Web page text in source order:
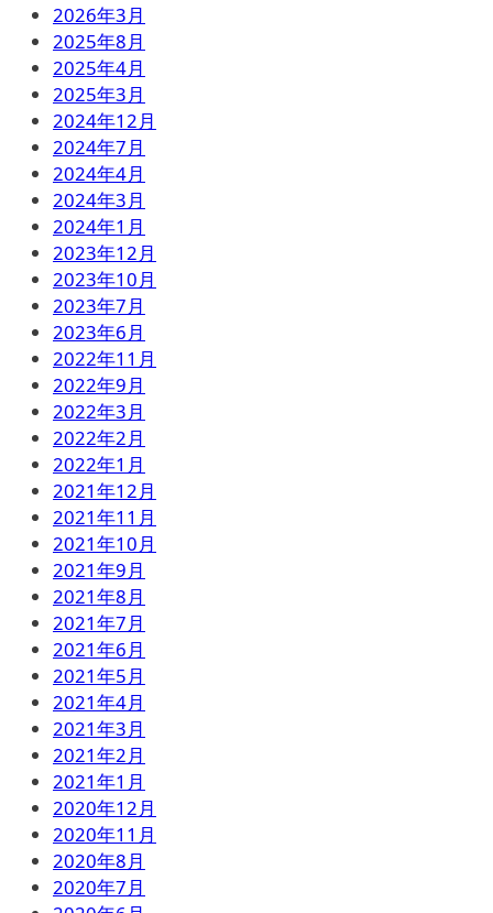
2026年3月
2025年8月
2025年4月
2025年3月
2024年12月
2024年7月
2024年4月
2024年3月
2024年1月
2023年12月
2023年10月
2023年7月
2023年6月
2022年11月
2022年9月
2022年3月
2022年2月
2022年1月
2021年12月
2021年11月
2021年10月
2021年9月
2021年8月
2021年7月
2021年6月
2021年5月
2021年4月
2021年3月
2021年2月
2021年1月
2020年12月
2020年11月
2020年8月
2020年7月